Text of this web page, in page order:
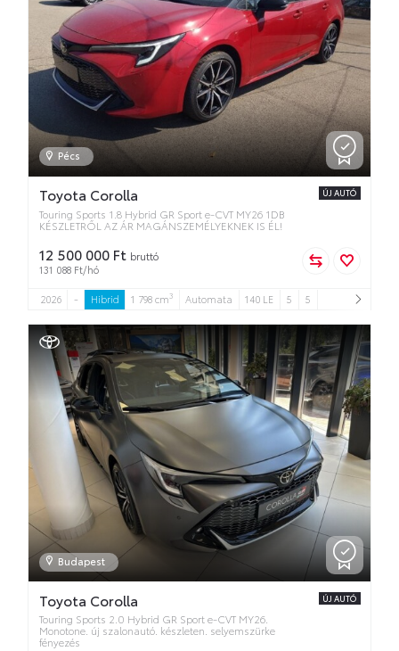
Pécs
Toyota Corolla
Touring Sports 1.8 Hybrid GR Sport e-CVT MY26 1DB
KÉSZLETRŐL AZ ÁR MAGÁNSZEMÉLYEKNEK IS ÉL!
ÚJ AUTÓ
12 500 000 Ft bruttó
131 088 Ft/hó
2026 - Hibrid 1 798 cm3 Automata 140 LE 5 5
Budapest
Toyota Corolla
Touring Sports 2.0 Hybrid GR Sport e-CVT MY26.
Monotone. új szalonautó. készleten. selyemszürke
fényezés
ÚJ AUTÓ